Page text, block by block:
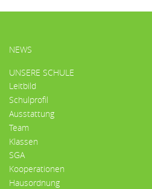
HAUPTMENÜ
NEWS
UNSERE SCHULE
Leitbild
Schulprofil
Ausstattung
Team
Klassen
SGA
Kooperationen
Hausordnung